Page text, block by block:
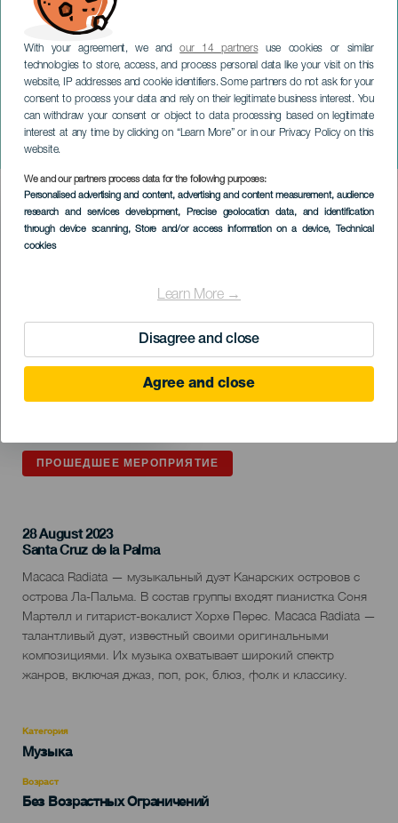
With your agreement, we andour 14 partnersuse cookies or similar
technologies to store, access, and process personal data like your visit on this
website, IP addresses and cookie identifiers. Some partners do not ask for your
consent to process your data and rely on their legitimate business interest. You
can withdraw your consent or object to data processing based on legitimate
interest at any time by clicking on “Learn More” or in our Privacy Policy on this
website.
We and our partners process data for the following purposes:
Personalised advertising and content, advertising and content measurement, audience
research and services development, Precise geolocation data, and identification
through device scanning, Store and/or access information on a device, Technical
cookies
Learn More →
Disagree and close
Agree and close
Macaca Radiata
ПАЛЬМА
Imagen
Listado
ПРОШЕДШЕЕ МЕРОПРИЯТИЕ
28 August 2023
Localidad
Santa Cruz de la Palma
Descripción
del
evento
Macaca Radiata — музыкальный дуэт Канарских островов с
острова Ла-Пальма. В состав группы входят пианистка Соня
Мартелл и гитарист-вокалист Хорхе Перес. Macaca Radiata —
талантливый дуэт, известный своими оригинальными
композициями. Их музыка охватывает широкий спектр
жанров, включая джаз, поп, рок, блюз, фолк и классику.
Категория
Categoría
del
evento
Музыка
Возраст
Edad
Recomendada
Без Возрастных Ограничений